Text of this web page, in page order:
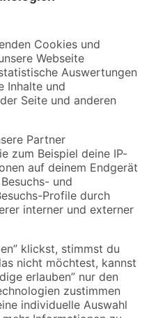
Aktionen mehr verpassen!